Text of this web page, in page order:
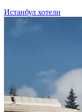
Истанбул хотели